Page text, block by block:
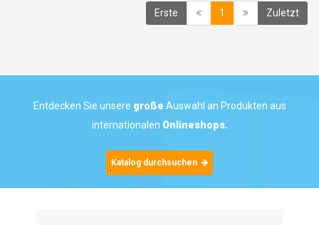
Erste 1 (current) Zuletzt
Entdecken Sie unsere große Auswahl an Produkten aus
internationalen Onlineshops.
Katalog durchsuchen